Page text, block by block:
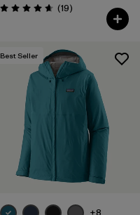
Valoración: 4.7 / 5
(19Comentarios
)
Best Seller
+8